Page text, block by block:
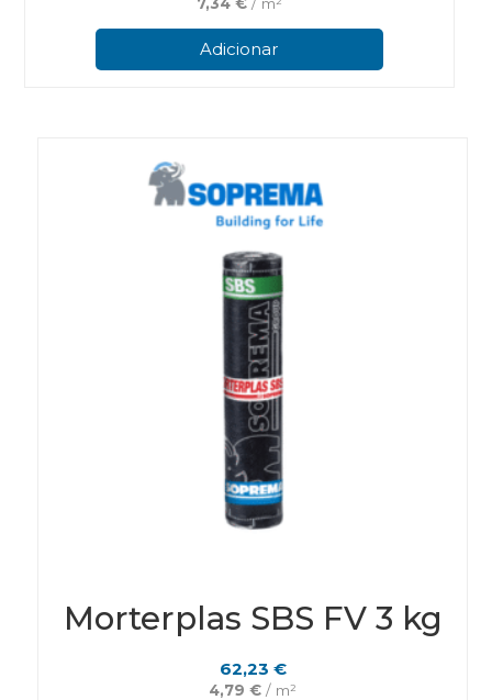
Adicionar
Morterplas SBS FV 3 kg
62,23 €
4,79€ / m²